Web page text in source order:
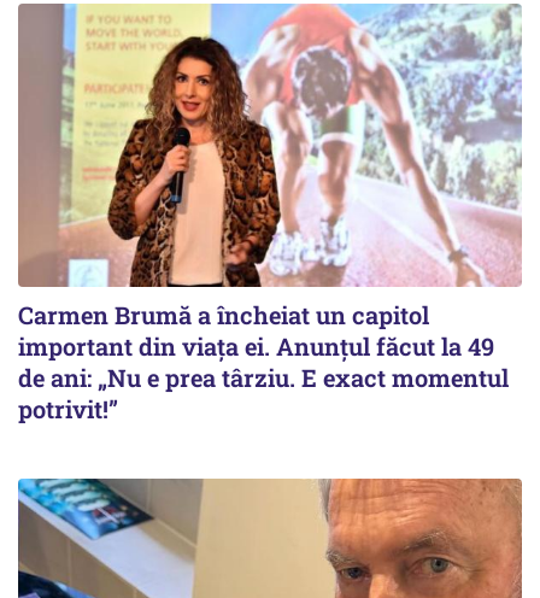
Carmen Brumă a încheiat un capitol
important din viața ei. Anunțul făcut la 49
de ani: „Nu e prea târziu. E exact momentul
potrivit!”